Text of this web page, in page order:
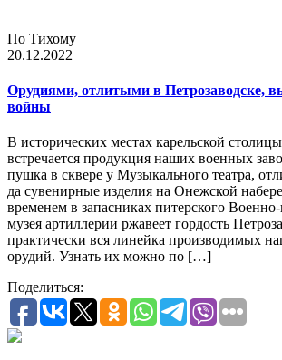
По Тихому
20.12.2022
Орудиями, отлитыми в Петрозаводске,
войны
В исторических местах карельской
встречается продукция наших военных
пушка в сквере у Музыкального театра,
да сувенирные изделия на Онежской
временем в запасниках питерского Военно-
музея артиллерии ржавеет гордость
практически вся линейка производимых
орудий. Узнать их можно по […]
Поделиться: